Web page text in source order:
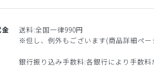
送料:全国一律990円
※但し、例外もございます(商品詳細ペー
銀行振り込み手数料:各銀行により手数料